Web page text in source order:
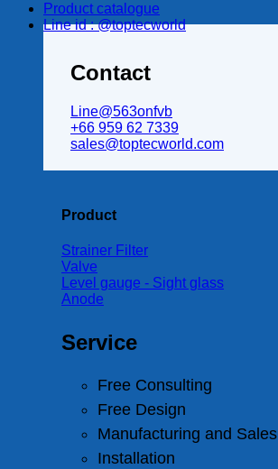
Product catalogue
Line id : @toptecworld
Contact
Line@563onfvb
+66 959 62 7339
sales@toptecworld.com
Product
Strainer Filter
Valve
Level gauge - Sight glass
Anode
Service
Free Consulting
Free Design
Manufacturing and Sales
Installation